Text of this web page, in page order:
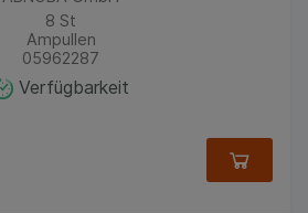
8 St
Ampullen
05962287
Verfügbarkeit